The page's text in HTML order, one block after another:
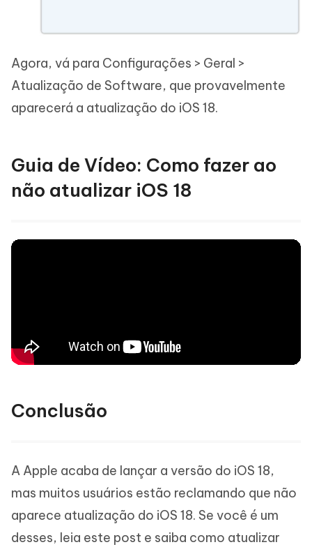
Agora, vá para Configurações > Geral >
Atualização de Software, que provavelmente
aparecerá a atualização do iOS 18.
Guia de Vídeo: Como fazer ao
não atualizar iOS 18
Conclusão
A Apple acaba de lançar a versão do iOS 18,
mas muitos usuários estão reclamando que não
aparece atualização do iOS 18. Se você é um
desses, leia este post e saiba como atualizar